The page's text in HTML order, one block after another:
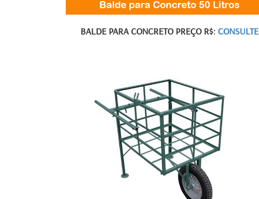
BALDE PARA CONCRETO PREÇO R$:CONSULTE